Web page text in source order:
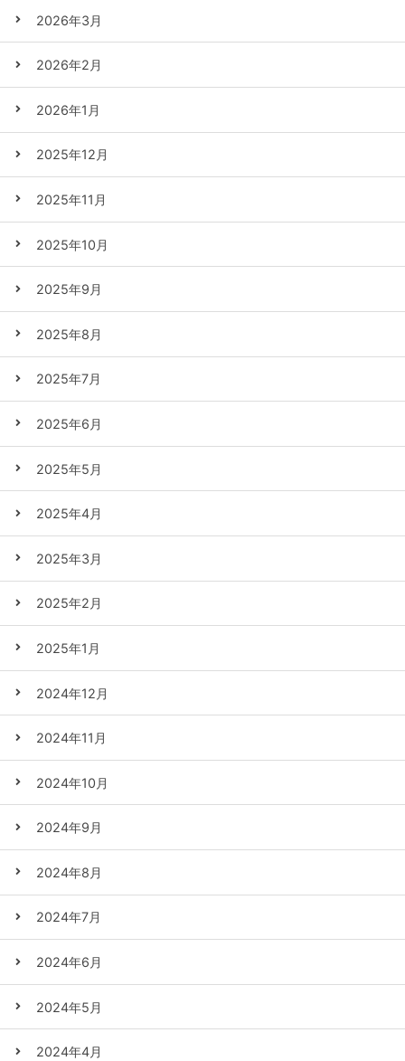
2026年3月
2026年2月
2026年1月
2025年12月
2025年11月
2025年10月
2025年9月
2025年8月
2025年7月
2025年6月
2025年5月
2025年4月
2025年3月
2025年2月
2025年1月
2024年12月
2024年11月
2024年10月
2024年9月
2024年8月
2024年7月
2024年6月
2024年5月
2024年4月